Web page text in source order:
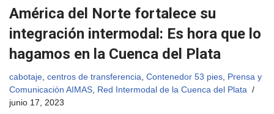
América del Norte fortalece su
integración intermodal: Es hora que lo
hagamos en la Cuenca del Plata
cabotaje centros de transferencia Contenedor 53 pies Prensa y
Comunicación AIMAS Red Intermodal de la Cuenca del Plata
junio 17, 2023